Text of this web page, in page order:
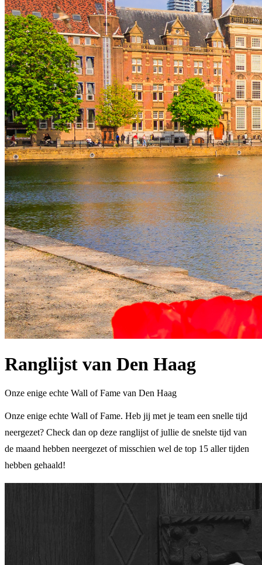
Ranglijst van Den Haag
Onze enige echte Wall of Fame van Den Haag
Onze enige echte Wall of Fame. Heb jij met je team een snelle tijd
neergezet? Check dan op deze ranglijst of jullie de snelste tijd van
de maand hebben neergezet of misschien wel de top 15 aller tijden
hebben gehaald!